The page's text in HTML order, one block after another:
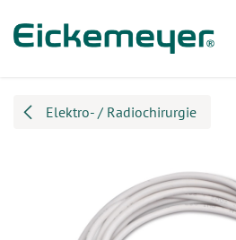
Elektro- / Radiochirurgie